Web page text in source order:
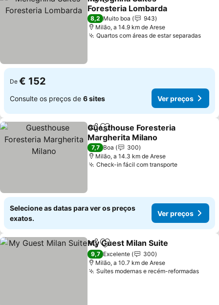
PartilharAdicionar aos favoritos
Foresteria Lombarda
Ver preços
8,2 Muito boa
943
Milão, a 14.9 km de Arese
Quartos com áreas de estar separadasVer
De € 152
Consulte os preços de 6 sites Ver preços
PartilharAdicionar aos favoritos
Guesthouse Foresteria
Margherita Milano
Ver preços
7,7 Boa
300
Milão, a 14.3 km de Arese
Check-in fácil com transporteVer preços
Selecione as datas para ver os preços
exatos.
Ver preços
PartilharAdicionar aos favoritos
My Guest Milan Suite
9,7 Excelente
300
Milão, a 10.7 km de Arese
Suítes modernas e recém-reformadasVer